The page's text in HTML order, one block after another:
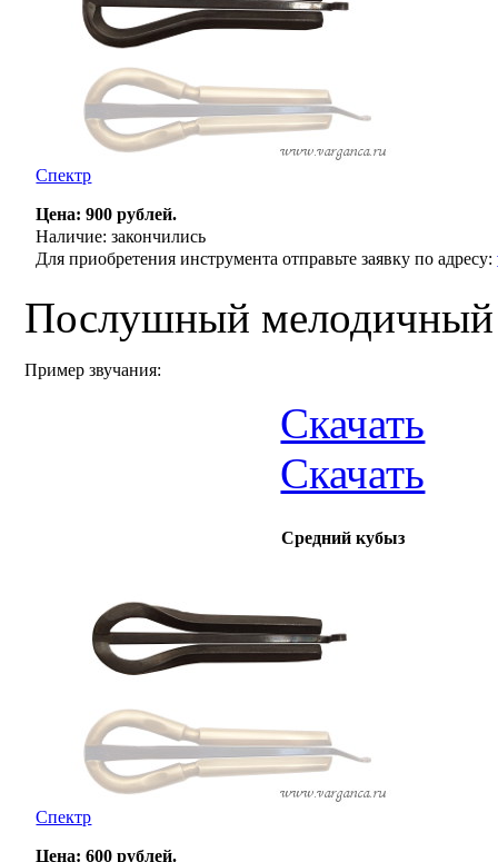
Спектр
Цена: 900 рублей.
Наличие: закончились
Для приобретения инструмента отправьте заявку по адресу:
Послушный мелодичный
Пример звучания:
Скачать
Скачать
Средний кубыз
Спектр
Цена: 600 рублей.